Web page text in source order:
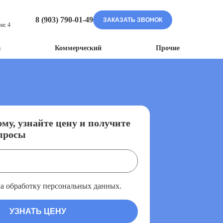
4
8 (903) 790-01-49 ЗАКАЗАТЬ ЗВОНОК
Коммерческий Прочие
узнайте цену и получите
обработку персональных данных.